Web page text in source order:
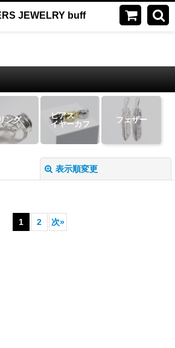
JEWELRY buff
リング
ピアス
イヤーカフ
フェザー
表示順変更
1 2 次»